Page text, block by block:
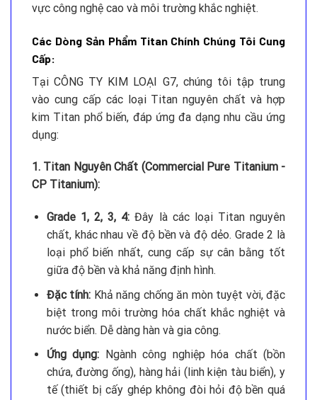
vực công nghệ cao và môi trường khắc nghiệt.
Các Dòng Sản Phẩm Titan Chính Chúng Tôi Cung
Cấp:
Tại CÔNG TY KIM LOẠI G7, chúng tôi tập trung
vào cung cấp các loại Titan nguyên chất và hợp
kim Titan phổ biến, đáp ứng đa dạng nhu cầu ứng
dụng:
1. Titan Nguyên Chất (Commercial Pure Titanium -
CP Titanium):
Grade 1, 2, 3, 4: Đây là các loại Titan nguyên
chất, khác nhau về độ bền và độ dẻo. Grade 2 là
loại phổ biến nhất, cung cấp sự cân bằng tốt
giữa độ bền và khả năng định hình.
Đặc tính: Khả năng chống ăn mòn tuyệt vời, đặc
biệt trong môi trường hóa chất khắc nghiệt và
nước biển. Dễ dàng hàn và gia công.
Ứng dụng: Ngành công nghiệp hóa chất (bồn
chứa, đường ống), hàng hải (linh kiện tàu biển), y
tế (thiết bị cấy ghép không đòi hỏi độ bền quá